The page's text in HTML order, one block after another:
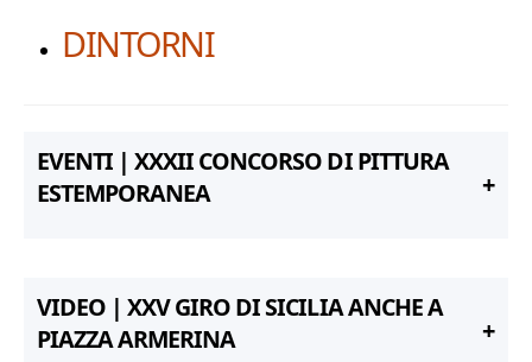
DINTORNI
EVENTI | XXXII CONCORSO DI PITTURA
ESTEMPORANEA
VIDEO | XXV GIRO DI SICILIA ANCHE A
PIAZZA ARMERINA